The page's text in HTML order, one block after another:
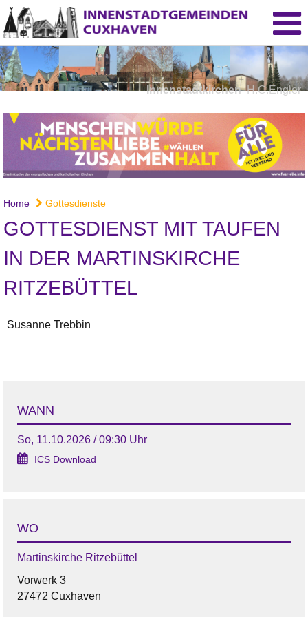
InnenstadtkirchenH.C.Engler
Home Gottesdienste
GOTTESDIENST MIT TAUFEN
IN DER MARTINSKIRCHE
RITZEBÜTTEL
Susanne Trebbin
WANN
So, 11.10.2026 / 09:30 Uhr
ICS Download
WO
Martinskirche Ritzebüttel
Vorwerk 3
27472 Cuxhaven